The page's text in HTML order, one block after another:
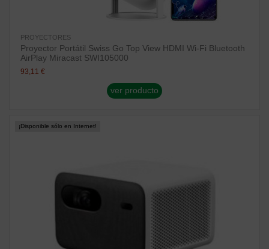
PROYECTORES
Proyector Portátil Swiss Go Top View HDMI Wi-Fi Bluetooth
AirPlay Miracast SWI105000
93,11 €
ver producto
¡Disponible sólo en Internet!